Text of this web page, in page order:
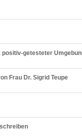
getesteter
Frau Dr. Sigrid Teupe